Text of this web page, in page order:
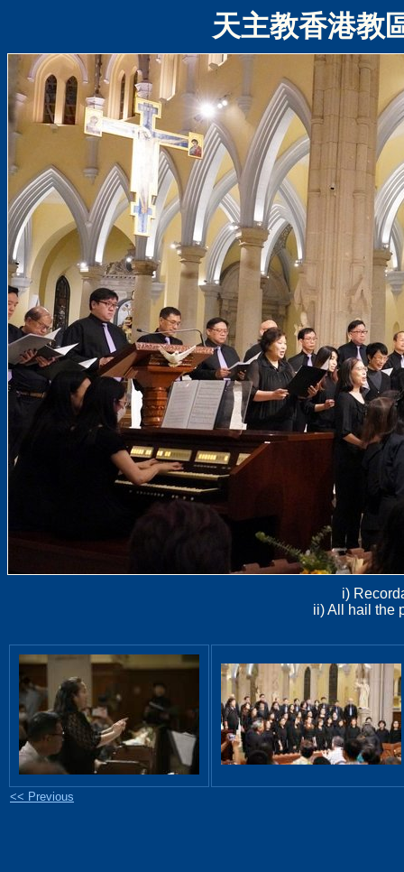
天主教香港教
i)
ii) All hail the
<< Previous